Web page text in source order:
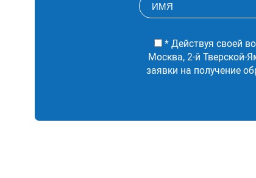
* Действуя своей
Москва, 2-й Тверской-
заявки на получение